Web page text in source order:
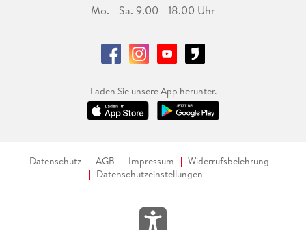
Mo. - Sa. 9.00 - 18.00 Uhr
Laden Sie unsere App herunter.
Datenschutz AGB Impressum
Widerrufsbelehrung
Datenschutzeinstellungen